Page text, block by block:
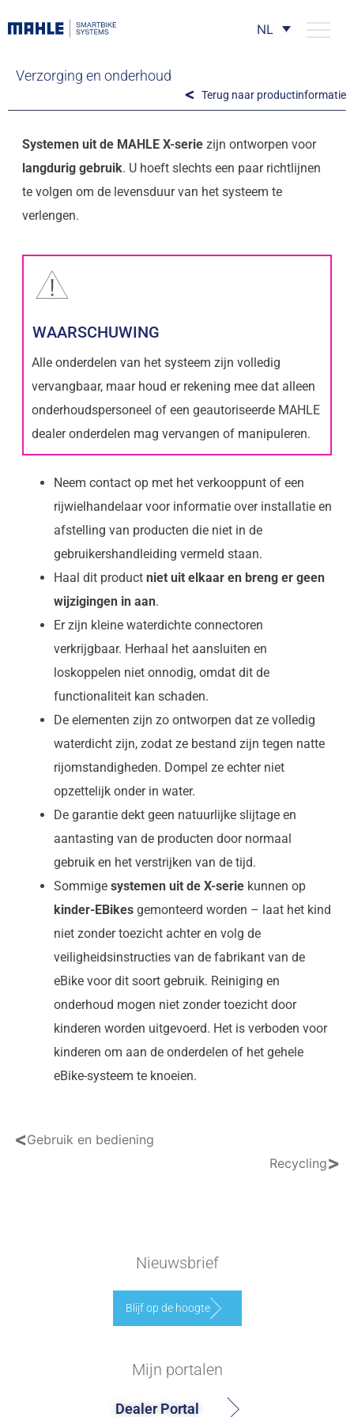
NL
Verzorging en onderhoud
Terug naar productinformatie
Systemen uit de MAHLE X-seriezijn ontworpen voor
langdurig gebruik. U hoeft slechts een paar richtlijnen
te volgen om de levensduur van het systeem te
verlengen.
WAARSCHUWING
Alle onderdelen van het systeem zijn volledig
vervangbaar, maar houd er rekening mee dat alleen
onderhoudspersoneel of een geautoriseerde MAHLE
dealer onderdelen mag vervangen of manipuleren.
Neem contact op met het verkooppunt of een
rijwielhandelaar voor informatie over installatie en
afstelling van producten die niet in de
gebruikershandleiding vermeld staan.
Haal dit product niet uit elkaar en breng er geen
wijzigingen in aan.
Er zijn kleine waterdichte connectoren
verkrijgbaar. Herhaal het aansluiten en
loskoppelen niet onnodig, omdat dit de
functionaliteit kan schaden.
De elementen zijn zo ontworpen dat ze volledig
waterdicht zijn, zodat ze bestand zijn tegen natte
rijomstandigheden. Dompel ze echter niet
opzettelijk onder in water.
De garantie dekt geen natuurlijke slijtage en
aantasting van de producten door normaal
gebruik en het verstrijken van de tijd.
Sommige systemen uit de X-seriekunnen op
kinder-EBikesgemonteerd worden – laat het kind
niet zonder toezicht achter en volg de
veiligheidsinstructies van de fabrikant van de
eBike voor dit soort gebruik. Reiniging en
onderhoud mogen niet zonder toezicht door
kinderen worden uitgevoerd. Het is verboden voor
kinderen om aan de onderdelen of het gehele
eBike-systeem te knoeien.
<Gebruik en bediening
Recycling>
Nieuwsbrief
Blijf op de hoogte
Mijn portalen
Dealer Portal